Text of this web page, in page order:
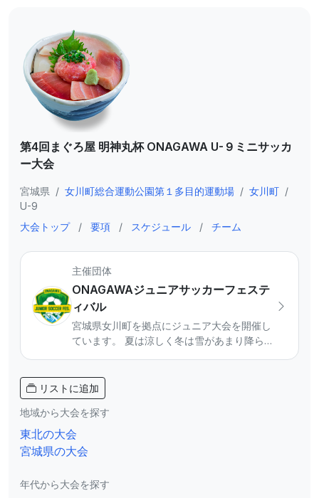
第4回まぐろ屋 明神丸杯 ONAGAWA U-９ミニサッカ
ー⼤会
宮城県 / ⼥川町総合運動公園第１多⽬的運動場 / 女川町 /
U-9
大会トップ
/ 要項 / スケジュール / チーム
主催団体
ONAGAWAジュニアサッカーフェステ
ィバル
宮城県女川町を拠点にジュニア大会を開催し
ています。 夏は涼しく冬は雪があまり降らな
をしています。 【主催大会】 ◾️SUMMER
CAMP・WINTER CAMP U-10/U-11/U-12 ◾️ミ
ニサッカー大会U-8/U-9 ◾️U-10東北チャンピ
オンシップ（主管） 大会参加等興味のあるチ
ームはInstagramのDMからご連絡ください。
リストに追加
地域から大会を探す
東北の大会
宮城県の大会
年代から大会を探す